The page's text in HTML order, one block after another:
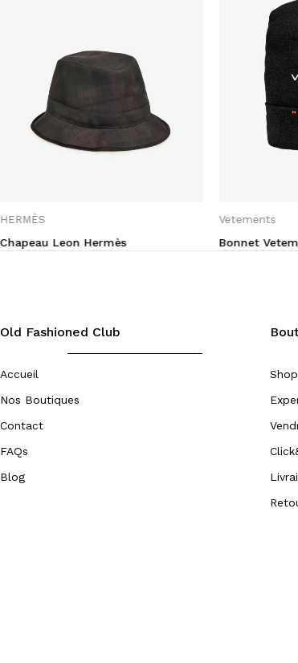
HERMÈS
Chapeau Leon Hermès
Vetements
Bonnet
Old Fashioned Club
Accueil
Nos Boutiques
Contact
FAQs
Blog
Shop